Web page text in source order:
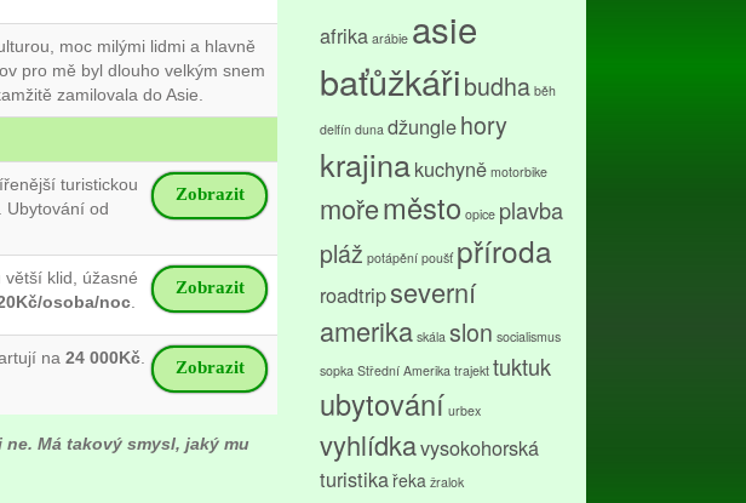
moc milými lidmi a hlavně
pro mě byl dlouho velkým snem
zamilovala do Asie.
Zobrazit
turistickou
Ubytování od
Zobrazit
klid, úžasné
osoba/noc
Zobrazit
na 24 000Kč
Má takový smysl, jaký mu
afrika arábie asie
baťůžkářibudha běh
delfín duna džunglehory
krajinakuchyně motorbike
mořeměsto opice plavba
pláž potápění poušť příroda
roadtripseverní
amerika skála slon socialismus
sopka Střední Amerika trajekt tuktuk
ubytování urbex
vyhlídkavysokohorská
turistikařeka žralok